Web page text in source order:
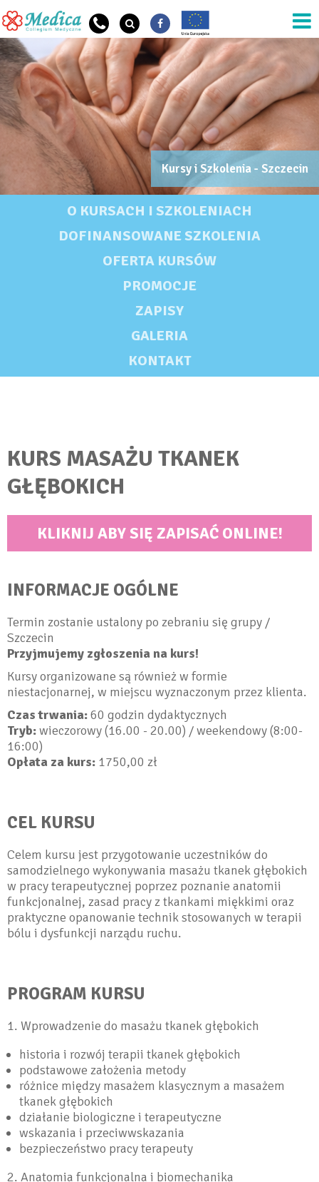
Przejdź do treści
OG Szkoła Nazwa
Kursy i Szkolenia - Szczecin
O KURSACH I SZKOLENIACH
DOFINANSOWANE SZKOLENIA
OFERTA KURSÓW
PROMOCJE
ZAPISY
GALERIA
KONTAKT
KURS MASAŻU TKANEK
GŁĘBOKICH
KLIKNIJ ABY SIĘ ZAPISAĆ ONLINE!
INFORMACJE OGÓLNE
Termin zostanie ustalony po zebraniu się grupy /
Szczecin
Przyjmujemy zgłoszenia na kurs!
Kursy organizowane są również w formie
niestacjonarnej, w miejscu wyznaczonym przez klienta.
Czas trwania:60 godzin dydaktycznych
Tryb:wieczorowy (16.00 - 20.00) / weekendowy (8:00-
16:00)
Opłata za kurs: 1750,00 zł
CEL KURSU
Celem kursu jest przygotowanie uczestników do
samodzielnego wykonywania masażu tkanek głębokich
w pracy terapeutycznej poprzez poznanie anatomii
funkcjonalnej, zasad pracy z tkankami miękkimi oraz
praktyczne opanowanie technik stosowanych w terapii
bólu i dysfunkcji narządu ruchu.
PROGRAM KURSU
1. Wprowadzenie do masażu tkanek głębokich
historia i rozwój terapii tkanek głębokich
podstawowe założenia metody
różnice między masażem klasycznym a masażem
tkanek głębokich
działanie biologiczne i terapeutyczne
wskazania i przeciwwskazania
bezpieczeństwo pracy terapeuty
2. Anatomia funkcjonalna i biomechanika